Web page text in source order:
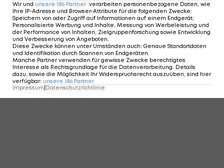
Wir und unsere 186 Partner verarbeiten personenbezogene Daten, wie
Ihre IP-Adresse und Browser-Attribute für die folgenden Zwecke:
Speichern von oder Zugriff auf Informationen auf einem Endgerät;
Personalisierte Werbung und Inhalte, Messung von Werbeleistung und
der Performance von Inhalten, Zielgruppenforschung sowie Entwicklung
und Verbesserung von Angeboten.
Diese Zwecke können unter Umständen auch: Genaue Standortdaten
und Identifikation durch Scannen von Endgeräten.
Manche Partner verwenden für gewisse Zwecke berechtigtes
Interesse als Rechtsgrundlage für die Datenverarbeitung. Details
dazu, sowie die Möglichkeit Ihr Widerspruchsrecht auszuüben, sind hier
verfügbar: unsere 186 Partner
Impressum Datenschutzrichtlinie